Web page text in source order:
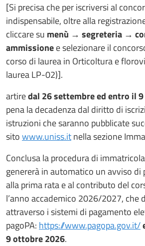
[Si precisa che per iscriversi al
indispensabile, oltre alla
cliccare su menù → segreteria →
ammissionee selezionare il
corso di laurea in Orticoltura e
laurea LP-02)].
artiredal 26 settembre ed entro il
pena la decadenza dal diritto di
istruzioni che saranno pubblicate
sitowww.uniss.itnella sezione
Conclusa la procedura di
genererà in automatico un avviso
alla prima rata e al contributo del
l’anno accademico 2026/2027, che
attraverso i sistemi di pagamento
pagoPA: https://www.pagopa.gov.it/
9 ottobre 2026.